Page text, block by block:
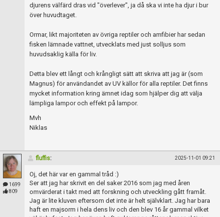
djurens välfärd dras vid "överlever", ja då ska vi inte ha djur i bur
över huvudtaget.
Ormar, likt majoriteten av övriga reptiler och amfibier har sedan
fisken lämnade vattnet, utvecklats med just solljus som
huvudsaklig källa för liv.
Detta blev ett långt och krångligt sätt att skriva att jag är (som
Magnus) för användandet av UV källor för alla reptiler. Det finns
mycket information kring ämnet idag som hjälper dig att välja
lämpliga lampor och effekt på lampor.
Mvh
Niklas
1699
809
fluffis: 2025-11-01 09:21
Oj, det här var en gammal tråd :)
Ser att jag har skrivit en del saker 2016 som jag med åren
omvärderat i takt med att forskning och utveckling gått framåt.
Jag är lite kluven eftersom det inte är helt självklart. Jag har bara
haft en majsorm i hela dens liv och den blev 16 år gammal vilket